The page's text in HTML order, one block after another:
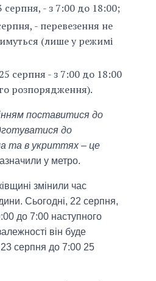
серпня, - з 7:00 до 18:00;
- перевезення не
(лише у режимі
серпня - з 7:00 до 18:00
розпорядження).
поставитися до
до
та в укриттях – це
у метро.
змінили час
Сьогодні, 22 серпня,
до 7:00 наступного
він буде
серпня до 7:00 25